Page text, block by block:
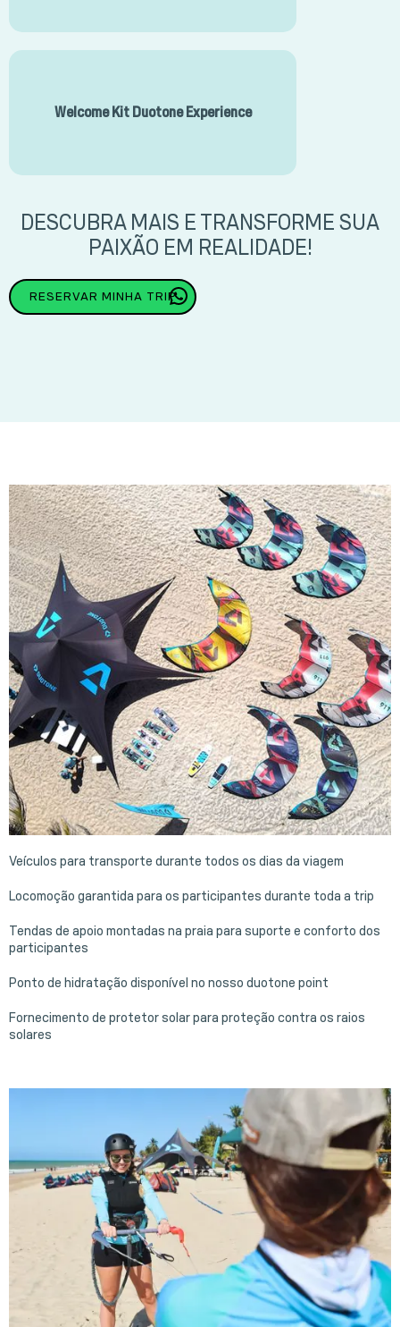
Welcome Kit Duotone Experience
DESCUBRA MAIS E TRANSFORME SUA
PAIXÃO EM REALIDADE!
RESERVAR MINHA TRIP
Veículos para transporte durante todos os dias da viagem
Locomoção garantida para os participantes durante toda a trip
Tendas de apoio montadas na praia para suporte e conforto dos
participantes
Ponto de hidratação disponível no nosso duotone point
Fornecimento de protetor solar para proteção contra os raios
solares